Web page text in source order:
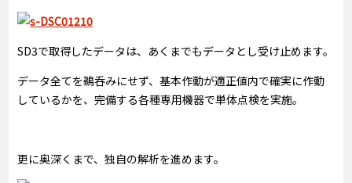
SD3で取得したデータは、あくまでもデータとし受け止めます。
データ全てを鵜呑みにせず、基本作動が適正値内で確実に作動
しているかを、完備する各種専用機器で単体点検を実施。
更に奥深くまで、独自の解析を進めます。